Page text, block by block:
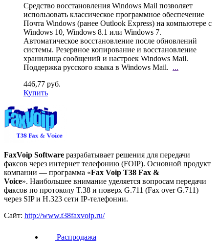
Средство восстановления Windows Mail позволяет
использовать классическое программное обеспечение
Почта Windows (ранее Outlook Express) на компьютере с
Windows 10, Windows 8.1 или Windows 7.
Автоматическое восстановление после обновлений
системы. Резервное копирование и восстановление
хранилища сообщений и настроек Windows Mail.
Поддержка русского языка в Windows Mail. ...
446,77 руб.
Купить
FaxVoip Software разрабатывает решения для передачи
факсов через интернет телефонию (FOIP). Основной продукт
компании — программа «Fax Voip T38 Fax &
Voice». Наибольшее внимание уделяется вопросам передачи
факсов по протоколу T.38 и поверх G.711 (Fax over G.711)
через SIP и H.323 сети IP-телефонии.
Сайт: http://www.t38faxvoip.ru/
Распродажа